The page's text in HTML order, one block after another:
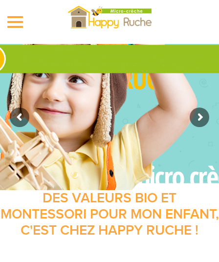
Toggle
HAPPY RUCHE
Réseau de micro
DES VALEURS BIO ET
MONTESSORI POUR MON ENFANT,
C'EST CHEZ HAPPY RUCHE !